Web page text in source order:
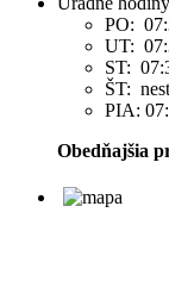
PO:
UT:
ST:
ŠT:
PIA:
Obedňajšia